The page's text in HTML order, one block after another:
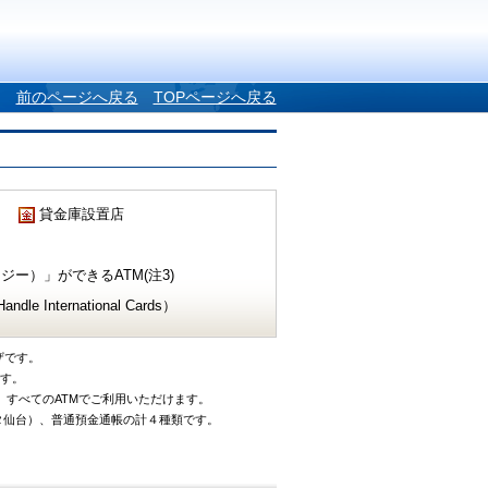
前のページへ戻る TOPページへ戻る
貸金庫設置店
ー）」ができるATM(注3)
International Cards）
す。
。
べてのATMでご利用いただけます。
台）、普通預金通帳の計４種類です。